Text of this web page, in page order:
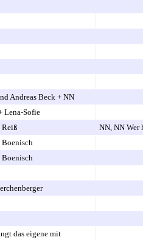
Andreas Beck + NN
Lena-Sofie
NN, NN Wer
das eigene mit